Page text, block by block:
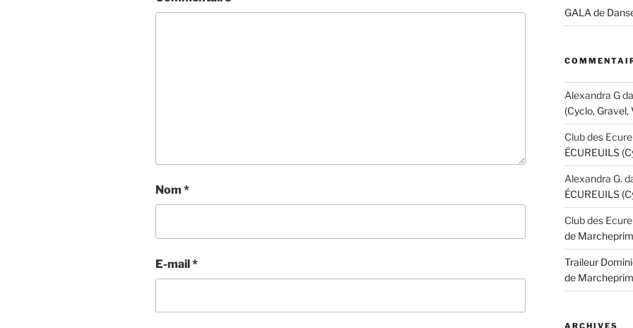
Nom *
E-mail*
GALA de
Alexandra G
(Cyclo,
Club des
ÉCUREUILS
Alexandra G.
ÉCUREUILS
Club des
de
Traileur
de